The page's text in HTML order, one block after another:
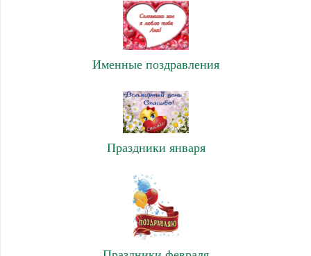
Именные поздравления
Праздники января